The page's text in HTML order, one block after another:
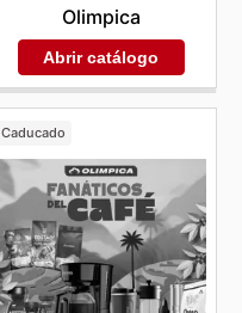
Olimpica
Abrir catálogo
Caducado